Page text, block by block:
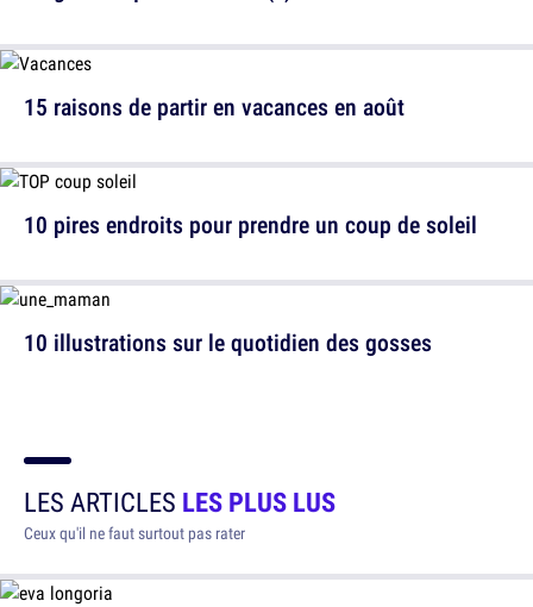
10 pires endroits pour prendre un coup de soleil
15 raisons de partir en vacances en août
10 illustrations sur le quotidien des gosses
LES ARTICLES LES PLUS LUS
Ceux qu'il ne faut surtout pas rater